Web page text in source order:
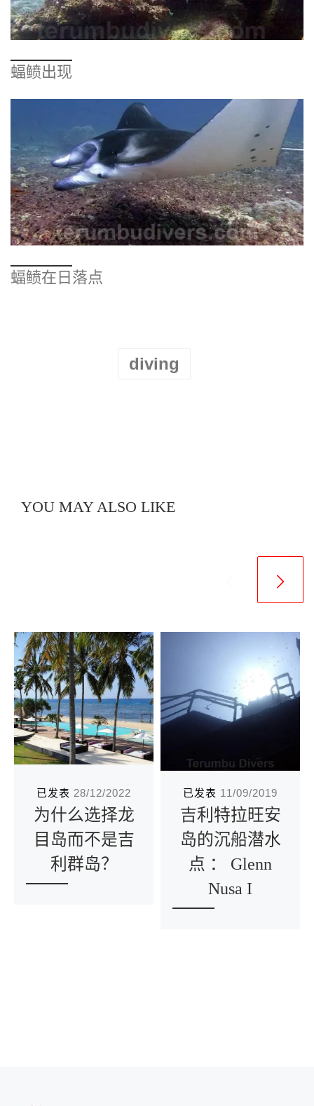
蝠鲼出现
蝠鲼在日落点
diving
YOU MAY ALSO LIKE
已发表 28/12/2022
为什么选择龙
目岛而不是吉
利群岛？
已发表 11/09/2019
吉利特拉旺安
岛的沉船潜水
点 ： Glenn
Nusa I